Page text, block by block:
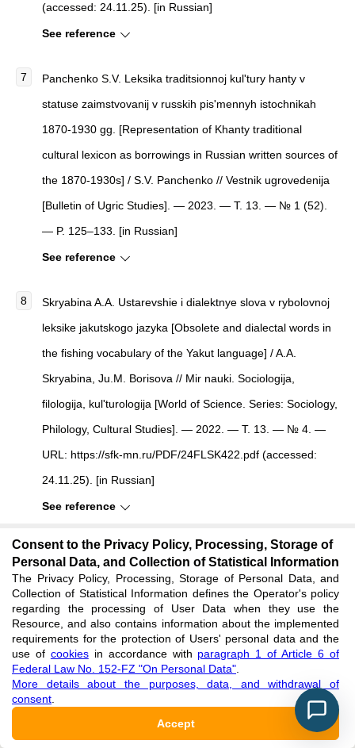
(accessed: 24.11.25). [in Russian]
See reference
Panchenko S.V. Leksika traditsionnoj kul'tury hanty v
statuse zaimstvovanij v russkih pis'mennyh istochnikah
1870-1930 gg. [Representation of Khanty traditional
cultural lexicon as borrowings in Russian written sources of
the 1870-1930s] / S.V. Panchenko // Vestnik ugrovedenija
[Bulletin of Ugric Studies]. — 2023. — Т. 13. — № 1 (52).
— P. 125–133. [in Russian]
See reference
Skryabina A.A. Ustarevshie i dialektnye slova v rybolovnoj
leksike jakutskogo jazyka [Obsolete and dialectal words in
the fishing vocabulary of the Yakut language] / A.A.
Skryabina, Ju.M. Borisova // Mir nauki. Sociologija,
filologija, kul'turologija [World of Science. Series: Sociology,
Philology, Cultural Studies]. — 2022. — Т. 13. — № 4. —
URL: https://sfk-mn.ru/PDF/24FLSK422.pdf (accessed:
24.11.25). [in Russian]
See reference
Redei K. Uralisches Etymologisches Wörterbuch [Uralic
Etymological Dictionary] / K. Redei. — Budapest :
Academics Ciado, 1991. — 906 p. [in German]
See reference
Toivonen, Y. H. Über die syrjanischen Lohnwörter im
Ostjakschen [On the Syriac borrowings in Eastern Yakic] /
Y.H. Toivonen // Finnisch-Ugrische Forschungen [Finno-
Consent to the Privacy Policy, Processing, Storage of
Personal Data, and Collection of Statistical Information
The Privacy Policy, Processing, Storage of Personal Data, and
Collection of Statistical Information defines the Operator's policy
regarding the processing of User Data when they use the
Resource, and also contains information about the implemented
requirements for the protection of Users' personal data and the
use of cookiesin accordance with paragraph 1 of Article 6 of
Federal Law No. 152-FZ "On Personal Data"
More details about the purposes, data, and withdrawal of
consent
Accept